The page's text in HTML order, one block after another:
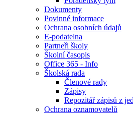
Dokumenty
Povinné informace
Ochrana osobních údajů
E-podatelna
Partneři školy
Školní časopis
Office 365 - Info
Školská rada
Členové rady
Zápisy
Repozitář zápisů z
Ochrana oznamovatelů